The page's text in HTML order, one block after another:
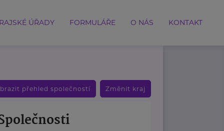
ÚŘADY FORMULÁŘE O NÁS KONTAKT
přehled společností Změnit kraj